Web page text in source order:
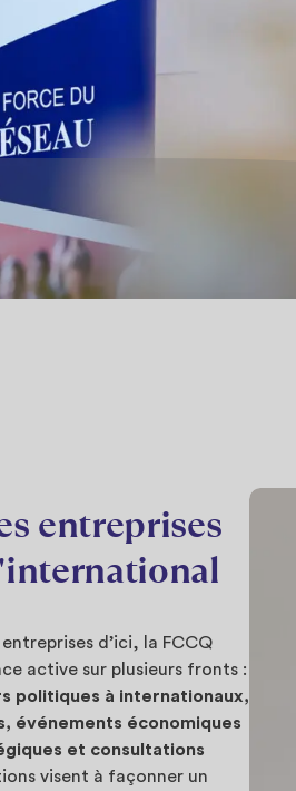
entreprises
d’ici, la FCCQ
active sur plusieurs fronts :
politiques à internationaux,
événements économiques
et consultations
visent à façonner un